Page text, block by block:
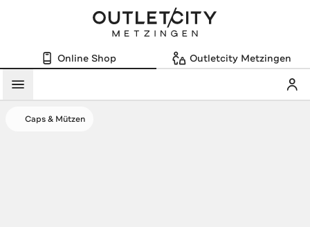
Online Shop Outletcity Metzingen
Menü
Caps & Mützen